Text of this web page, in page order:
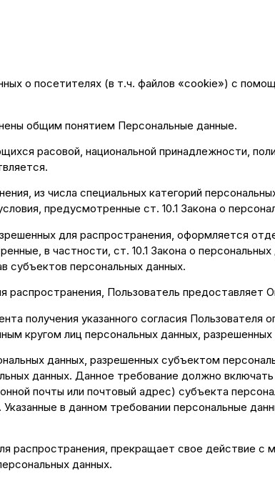
о посетителях (в т.ч. файлов «cookie») с
общим понятием Персональные данные.
расовой, национальной принадлежности,
из числа специальных категорий
предусмотренные ст. 10.1 Закона о
для распространения, оформляется
в частности, ст. 10.1 Закона о
субъектов персональных данных.
распространения, Пользователь предоставляет
получения указанного согласия Пользователя
кругом лиц персональных данных,
данных, разрешенных субъектом
данных. Данное требование должно
почты или почтовый адрес) субъекта
в данном требовании персональные
распространения, прекращает свое действие с
данных.